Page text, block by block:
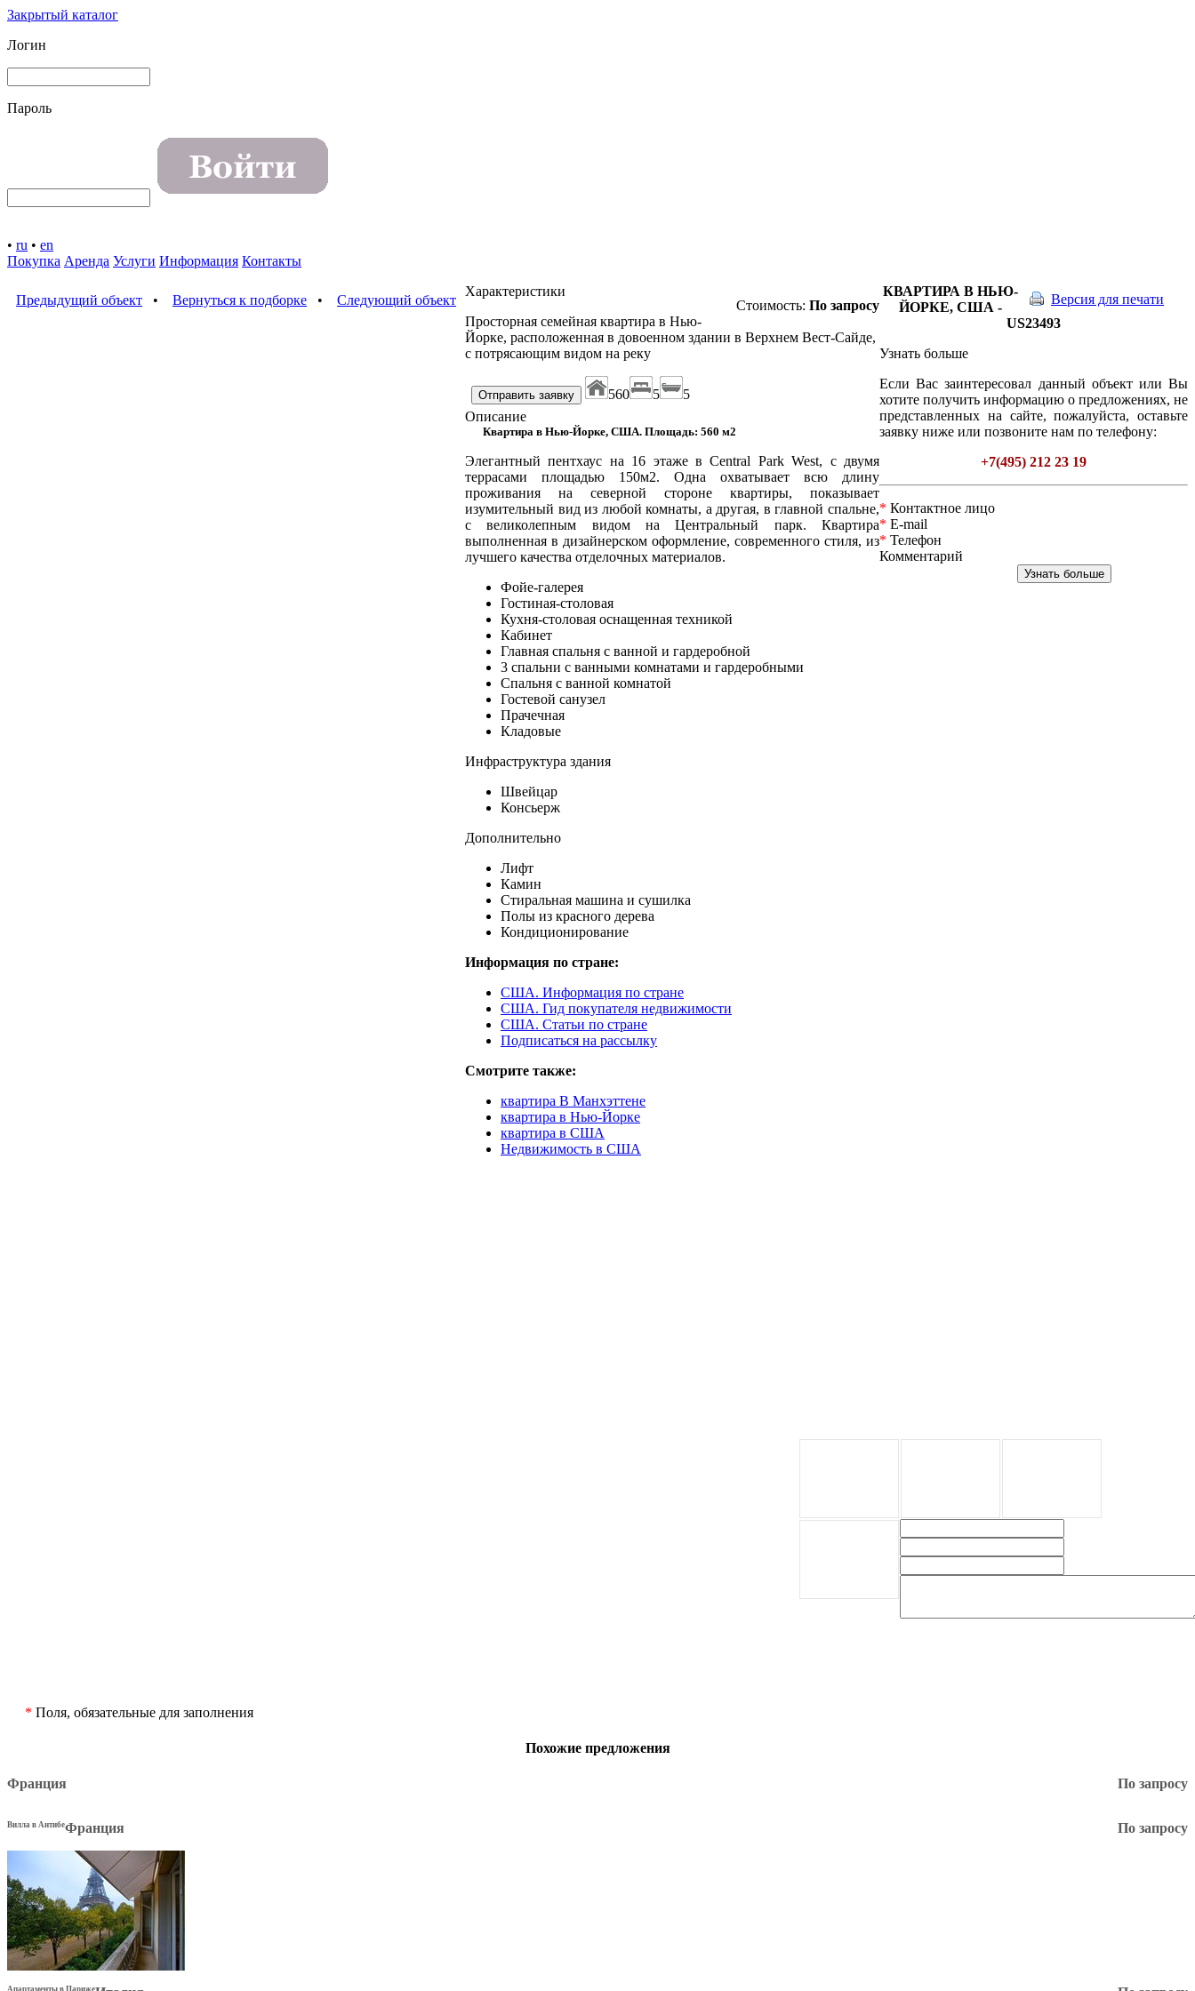
Закрытый каталог
Логин
Пароль
• ru • en
Покупка Аренда Услуги Информация Контакты
Предыдущий объект • Вернуться к подборке • Следующий объект Версия для печати
Стоимость: По запросу
Характеристики
Просторная семейная квартира в Нью-
Йорке, расположенная в довоенном здании в Верхнем Вест-Сайде,
с потрясающим видом на реку
560 5
5
Описание
Квартира в Нью-Йорке, США. Площадь: 560 м2
Элегантный пентхаус на 16 этаже в Central Park West, с двумя
террасами площадью 150м2. Одна охватывает всю длину
проживания на северной стороне квартиры, показывает
изумительный вид из любой комнаты, а другая, в главной спальне,
с великолепным видом на Центральный парк. Квартира
выполненная в дизайнерском оформление, современного стиля, из
лучшего качества отделочных материалов.
Фойе-галерея
Гостиная-столовая
Кухня-столовая оснащенная техникой
Кабинет
Главная спальня с ванной и гардеробной
3 спальни с ванными комнатами и гардеробными
Спальня с ванной комнатой
Гостевой санузел
Прачечная
Кладовые
Инфраструктура здания
Швейцар
Консьерж
Дополнительно
Лифт
Камин
Стиральная машина и сушилка
Полы из красного дерева
Кондиционирование
Информация по стране:
США. Информация по стране
США. Гид покупателя недвижимости
США. Статьи по стране
Подписаться на рассылку
Смотрите также:
квартира В Манхэттене
квартира в Нью-Йорке
квартира в США
Недвижимость в США
КВАРТИРА В НЬЮ-
ЙОРКЕ, США -
US23493
Узнать больше
Если Вас заинтересовал данный объект или Вы
хотите получить информацию о предложениях, не
представленных на сайте, пожалуйста, оставьте
заявку ниже или позвоните нам по телефону:
+7(495) 212 23 19
* Контактное лицо
* E-mail
* Телефон
Комментарий
* Поля, обязательные для заполнения
Похожие предложения
Франция По запросу
Вилла в АнтибеФранция По запросу
Апартаменты в Париже